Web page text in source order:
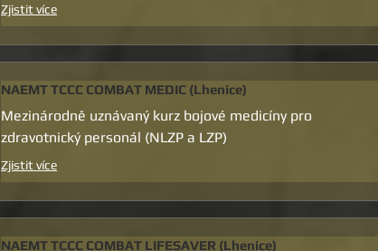
Zjistit více
NAEMT TCCC COMBAT MEDIC (Lhenice)
Mezinárodně uznávaný kurz bojové medicíny pro
zdravotnický personál (NLZP a LZP)
Zjistit více
NAEMT TCCC COMBAT LIFESAVER (Lhenice)